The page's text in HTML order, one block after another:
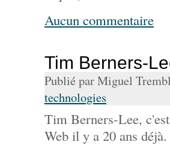
Aucun commentaire
Tim Berners-
Publié par Miguel
technologies
Tim Berners-Lee,
Web il y a 20 ans déjà.